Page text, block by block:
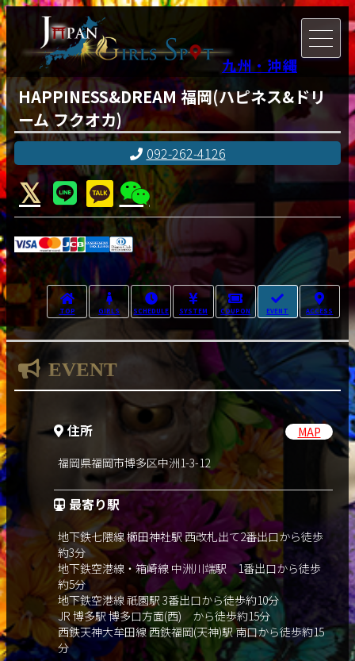
九州・沖縄
HAPPINESS&DREAM 福岡(ハピネス&ドリ
ーム フクオカ)
092-262-4126
TOP GIRLS SCHEDULE SYSTEM COUPON EVENT ACCESS
EVENT
住所
福岡県福岡市博多区中洲1-3-12
MAP
最寄り駅
地下鉄七隈線 櫛田神社駅 西改札出て2番出口から徒歩
約3分
地下鉄空港線・箱崎線 中洲川端駅 1番出口から徒歩
約5分
地下鉄空港線 祇園駅 3番出口から徒歩約10分
JR 博多駅 博多口方面(西) から徒歩約15分
西鉄天神大牟田線 西鉄福岡(天神)駅 南口から徒歩約15
分